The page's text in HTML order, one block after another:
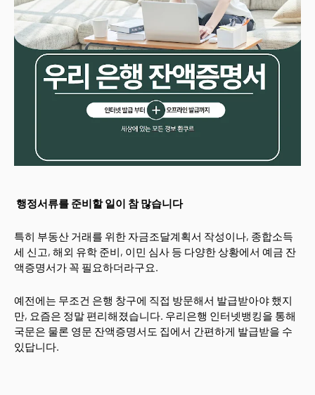
행정서류를 준비할 일이 참 많습니다
특히 부동산 거래를 위한 자금조달계획서 작성이나, 종합소득
세 신고, 해외 유학 준비, 이민 심사 등 다양한 상황에서 예금 잔
액증명서가 꼭 필요하더라구요.
예전에는 무조건 은행 창구에 직접 방문해서 발급받아야 했지
만, 요즘은 정말 편리해졌습니다. 우리은행 인터넷뱅킹을 통해
국문은 물론 영문 잔액증명서도 집에서 간편하게 발급받을 수
있답니다.